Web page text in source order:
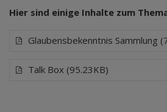
Hier sind einige Inhalte zum
Glaubensbekenntnis Sammlung
Talk Box (95.23KB)